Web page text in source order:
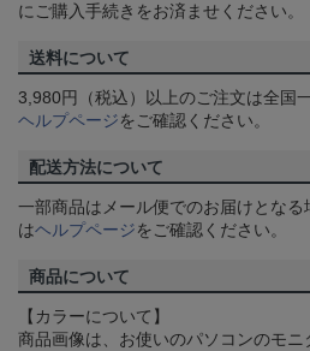
にご購入手続きをお済ませください。
送料について
3,980円（税込）以上のご注文は全国
ヘルプページをご確認ください。
配送方法について
一部商品はメール便でのお届けとなる
はヘルプページをご確認ください。
商品について
【カラーについて】
商品画像は、お使いのパソコンのモ